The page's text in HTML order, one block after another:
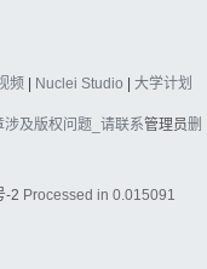
频 | Nuclei Studio | 大学计划
及版权问题_请联系管理员删
-2 Processed in 0.015091